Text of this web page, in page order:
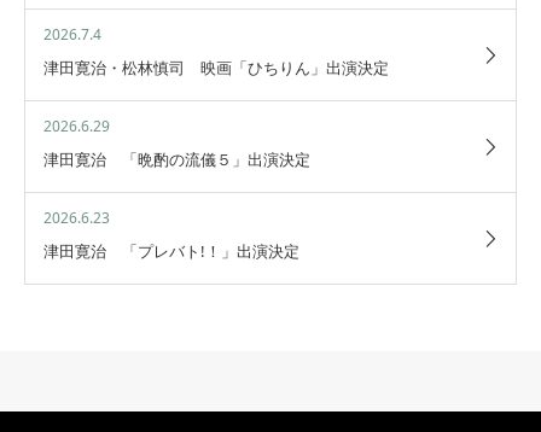
2026.7.4
津田寛治・松林慎司 映画「ひちりん」出演決定
2026.6.29
津田寛治 「晩酌の流儀５」出演決定
2026.6.23
津田寛治 「プレバト!！」出演決定